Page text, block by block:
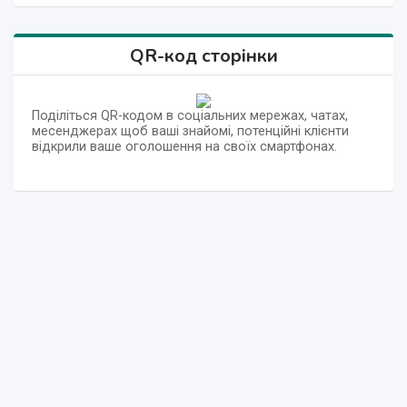
QR-код сторінки
Поділіться QR-кодом в соціальних мережах, чатах,
месенджерах щоб ваші знайомі, потенційні клієнти
відкрили ваше оголошення на своїх смартфонах.